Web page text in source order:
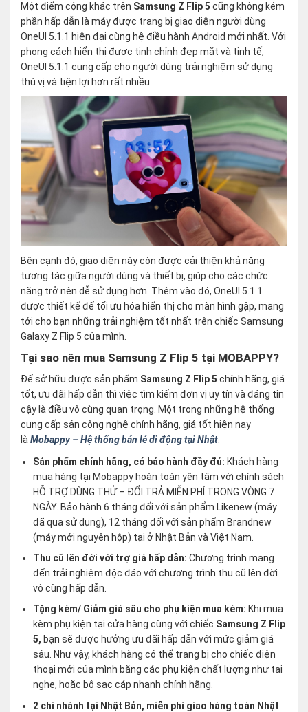
Một điểm cộng khác trên Samsung Z Flip 5 cũng không kém
phần hấp dẫn là máy được trang bị giao diện người dùng
OneUI 5.1.1 hiện đại cùng hệ điều hành Android mới nhất. Với
phong cách hiển thị được tinh chỉnh đẹp mắt và tinh tế,
OneUI 5.1.1 cung cấp cho người dùng trải nghiệm sử dụng
thú vị và tiện lợi hơn rất nhiều.
Bên cạnh đó, giao diện này còn được cải thiện khả năng
tương tác giữa người dùng và thiết bị, giúp cho các chức
năng trở nên dễ sử dụng hơn. Thêm vào đó, OneUI 5.1.1
được thiết kế để tối ưu hóa hiển thị cho màn hình gập, mang
tới cho bạn những trải nghiệm tốt nhất trên chiếc Samsung
Galaxy Z Flip 5 của mình.
Tại sao nên mua Samsung Z Flip 5 tại MOBAPPY?
Để sở hữu được sản phẩm Samsung Z Flip 5 chính hãng, giá
tốt, ưu đãi hấp dẫn thì việc tìm kiếm đơn vị uy tín và đáng tin
cậy là điều vô cùng quan trọng. Một trong những hệ thống
cung cấp sản công nghệ chính hãng, giá tốt hiện nay
là Mobappy – Hệ thống bán lẻ di động tại Nhật:
Sản phẩm chính hãng, có bảo hành đầy đủ: Khách hàng
mua hàng tại Mobappy hoàn toàn yên tâm với chính sách
HỖ TRỢ DÙNG THỬ – ĐỔI TRẢ MIỄN PHÍ TRONG VÒNG 7
NGÀY. Bảo hành 6 tháng đối với sản phẩm Likenew (máy
đã qua sử dụng), 12 tháng đối với sản phẩm Brandnew
(máy mới nguyên hộp) tại ở Nhật Bản và Việt Nam.
Thu cũ lên đời với trợ giá hấp dẫn:Chương trình mang
đến trải nghiệm độc đáo với chương trình thu cũ lên đời
vô cùng hấp dẫn.
Tặng kèm/ Giảm giá sâu cho phụ kiện mua kèm: Khi mua
kèm phụ kiện tại cửa hàng cùng với chiếc Samsung Z Flip
5, bạn sẽ được hưởng ưu đãi hấp dẫn với mức giảm giá
sâu. Như vậy, khách hàng có thể trang bị cho chiếc điện
thoại mới của mình bằng các phụ kiện chất lượng như tai
nghe, hoặc bộ sạc cáp nhanh chính hãng.
2 chi nhánh tại Nhật Bản, miễn phí giao hàng toàn Nhật